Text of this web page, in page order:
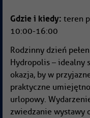
Gdzie i kiedy: teren
10:00-16:00
Rodzinny dzień
Hydropolis – idealny
okazja, by w
praktyczne
urlopowy.
zwiedzanie wystawy